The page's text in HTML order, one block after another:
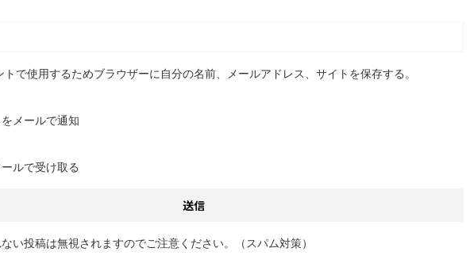
トで使用するためブラウザーに自分の名前、メールアドレス、サイトを保存する。
メールで通知
ルで受け取る
い投稿は無視されますのでご注意ください。（スパム対策）